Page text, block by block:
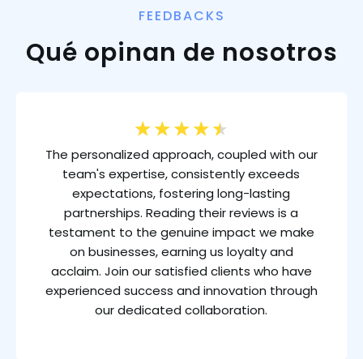
FEEDBACKS
Qué opinan de nosotros
★ ★ ★ ★ ★
The personalized approach, coupled with our
team's expertise, consistently exceeds
expectations, fostering long-lasting
partnerships. Reading their reviews is a
testament to the genuine impact we make
on businesses, earning us loyalty and
acclaim. Join our satisfied clients who have
experienced success and innovation through
our dedicated collaboration.